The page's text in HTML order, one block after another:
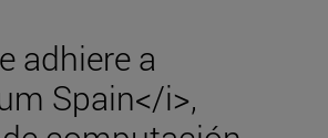
adhiere a
Spain</i>,